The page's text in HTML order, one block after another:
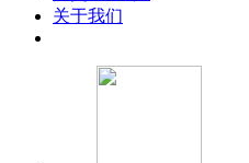
关于我们